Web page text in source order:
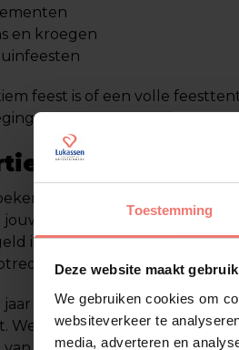
Toestemming
Deze website maakt
We gebruiken cookies om
websiteverkeer te
media, adverteren en
en kroegen
feest is of een volle
boeken via
doe je eenvoudig via
jouw vaste aanspreekpunt en
is. Geen losse eindjes. Geen
jaar ervaring in
We denken bovendien graag